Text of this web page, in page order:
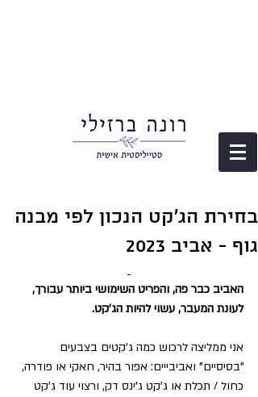
בחירת הג'קט הנכון לפי מבנה
גוף - אביב 2023
האביב כבר פה, והפריט השימושי ביותר עבורך,
לעונת המעבר, עשוי להיות הג'קט.
אני ממליצה לרכוש כמה ג'קטים בצבעים
"בסיסיים" ואביבייים: אפור בהיר, חאקי או פודרה,
כחול / תכלת או ג'קט ג'ינס דק, ורצוי עוד ג'קט